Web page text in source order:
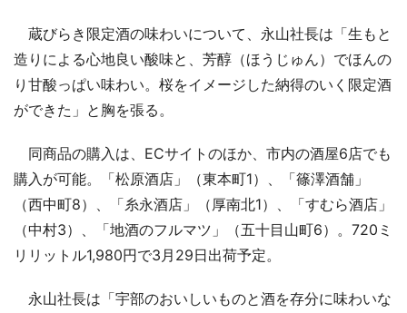
蔵びらき限定酒の味わいについて、永山社長は「生もと
造りによる心地良い酸味と、芳醇（ほうじゅん）でほんの
り甘酸っぱい味わい。桜をイメージした納得のいく限定酒
ができた」と胸を張る。
同商品の購入は、ECサイトのほか、市内の酒屋6店でも
購入が可能。「松原酒店」（東本町1）、「篠澤酒舗」
（西中町8）、「糸永酒店」（厚南北1）、「すむら酒店」
（中村3）、「地酒のフルマツ」（五十目山町6）。720ミ
リリットル1,980円で3月29日出荷予定。
永山社長は「宇部のおいしいものと酒を存分に味わいな